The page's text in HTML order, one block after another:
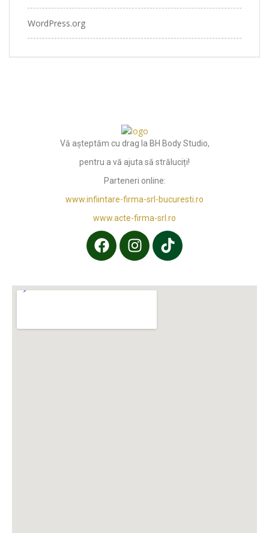
WordPress.org
Vă așteptăm cu drag la BH Body Studio,
pentru a vă ajuta să străluciți!
Parteneri online:
www.infiintare-firma-srl-bucuresti.ro
www.acte-firma-srl.ro